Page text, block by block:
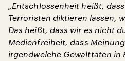
„Entschlossenheit heißt,
Terroristen diktieren lassen,
Das heißt, dass wir es nicht
Medienfreiheit, dass
irgendwelche Gewalttaten in